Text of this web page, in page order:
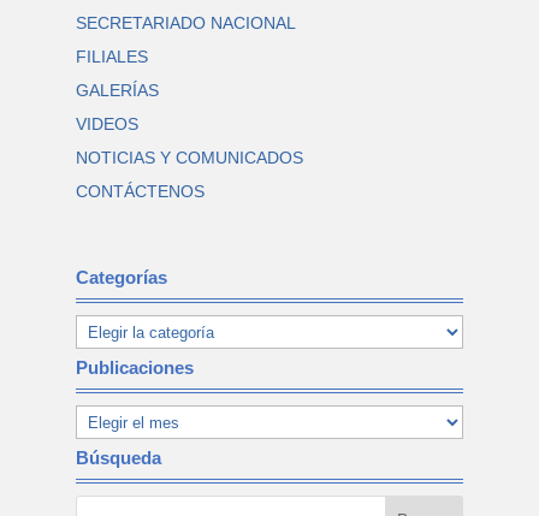
SECRETARIADO NACIONAL
FILIALES
GALERÍAS
VIDEOS
NOTICIAS Y COMUNICADOS
CONTÁCTENOS
Categorías
Publicaciones
Búsqueda